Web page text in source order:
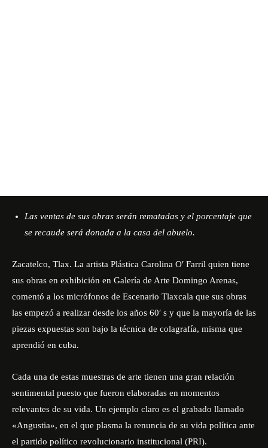
Las ventas de sus obras serán rematadas y el porcentaje que
se recaude será donada a la casa del abuelo.
Zacatelco, Tlax. La artista Plástica Carolina O′ Farril quien tiene
sus obras en exhibición en Galería de Arte Domingo Arenas,
comentó a los micrófonos de Escenario Tlaxcala que sus obras
las empezó a realizar desde los años 60′ s y que la mayoría de las
piezas expuestas son bajo la técnica de colagrafía, misma que
aprendió en cuba.
Cada una de estas muestras de arte tienen una gran relación
sentimental puesto que fueron elaboradas en momentos
relevantes de su vida. Un ejemplo claro es el grabado llamado
«Angustia», en el que plasma la renuncia de su vida política ante
el partido político revolucionario institucional (PRI).